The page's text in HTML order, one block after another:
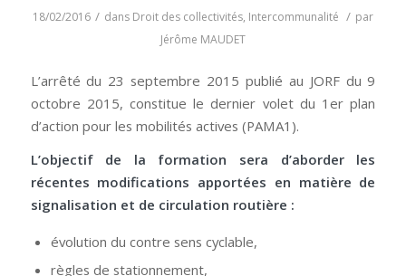
18/02/2016 / dans Droit des collectivités, Intercommunalité / par
Jérôme MAUDET
L’arrêté du 23 septembre 2015 publié au JORF du 9
octobre 2015, constitue le dernier volet du 1er plan
d’action pour les mobilités actives (PAMA1).
L’objectif de la formation sera d’aborder les
récentes modifications apportées en matière de
signalisation et de circulation routière :
évolution du contre sens cyclable,
règles de stationnement,